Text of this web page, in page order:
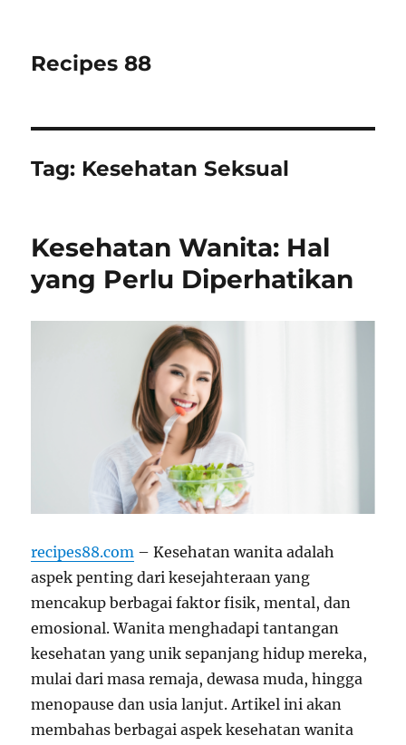
Recipes 88
Tag: Kesehatan Seksual
Kesehatan Wanita: Hal
yang Perlu Diperhatikan
recipes88.com – Kesehatan wanita adalah
aspek penting dari kesejahteraan yang
mencakup berbagai faktor fisik, mental, dan
emosional. Wanita menghadapi tantangan
kesehatan yang unik sepanjang hidup mereka,
mulai dari masa remaja, dewasa muda, hingga
menopause dan usia lanjut. Artikel ini akan
membahas berbagai aspek kesehatan wanita